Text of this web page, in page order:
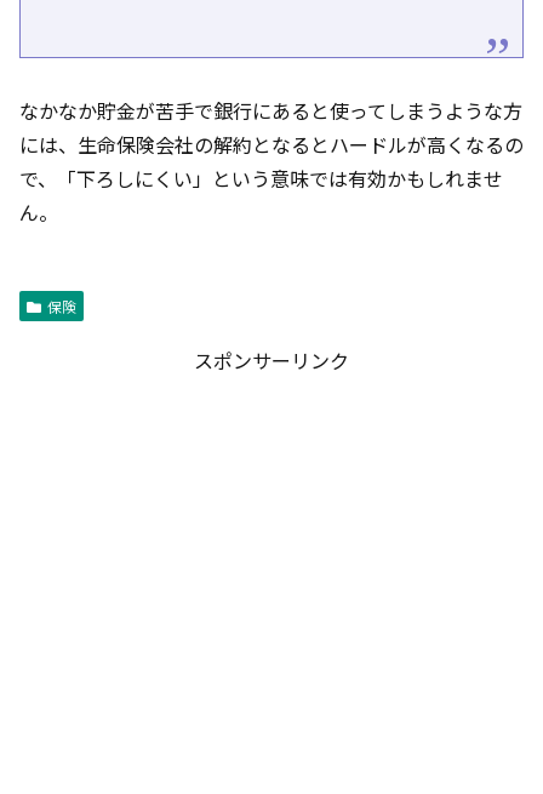
なかなか貯金が苦手で銀行にあると使ってしまうような方
には、生命保険会社の解約となるとハードルが高くなるの
で、「下ろしにくい」という意味では有効かもしれませ
ん。
保険
スポンサーリンク